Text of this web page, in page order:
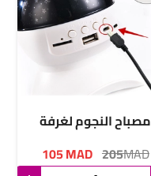
مصباح النجوم لغرفة
الاطفال 105MAD 205MAD